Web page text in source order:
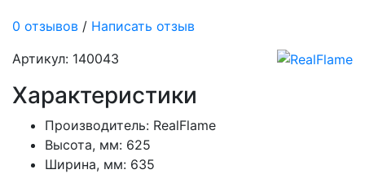
0 отзывов / Написать отзыв
Артикул: 140043
Характеристики
Производитель: RealFlame
Высота, мм: 625
Ширина, мм: 635